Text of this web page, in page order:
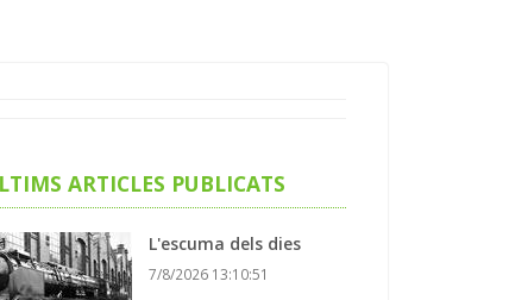
ARTICLES PUBLICATS
L'escuma dels dies
7/8/2026 13:10:51